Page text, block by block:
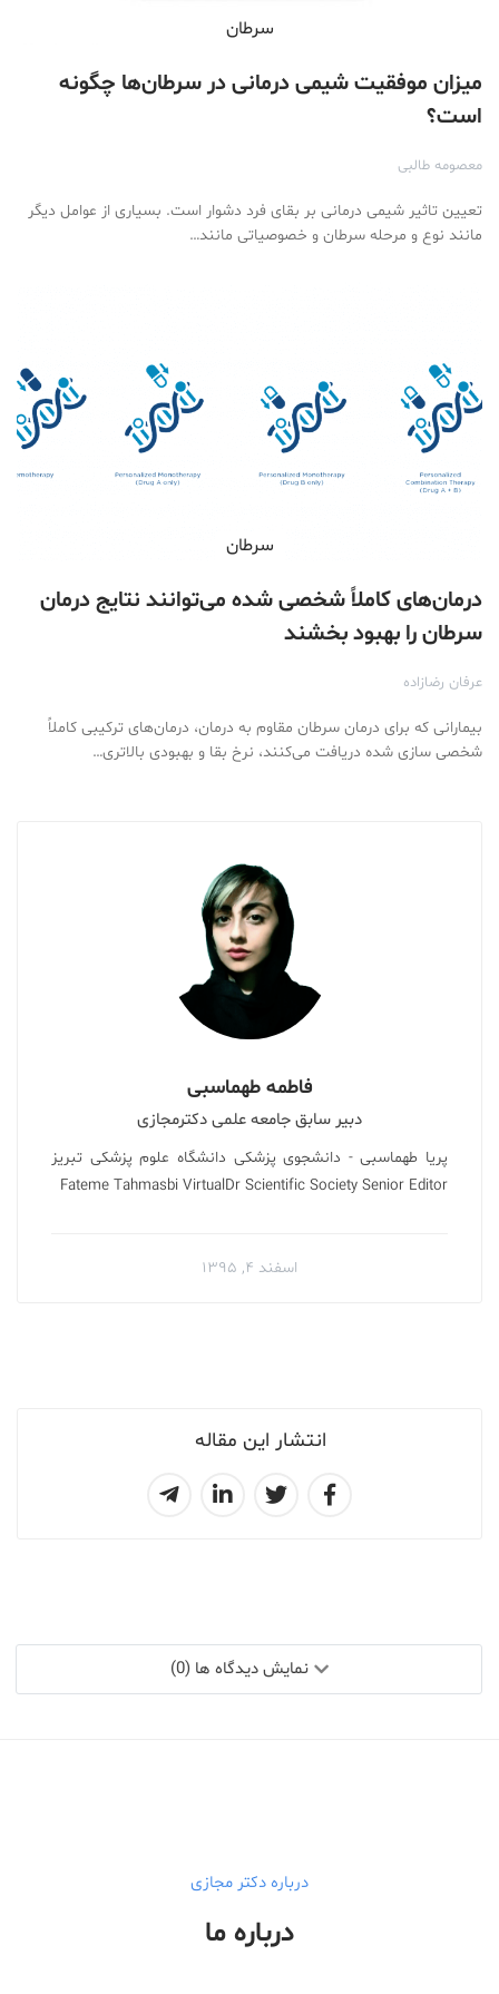
انتشار این مقاله
سرطان
میزان موفقیت شیمی درمانی در سرطان‌ها چگونه
است؟
معصومه طالبی
تعیین تاثیر شیمی درمانی بر بقای فرد دشوار است. بسیاری از عوامل دیگر
مانند نوع و مرحله سرطان و خصوصیاتی مانند…
سرطان
درمان‌های کاملاً شخصی شده می‌توانند نتایج درمان
سرطان را بهبود بخشند
عرفان رضازاده
بیمارانی که برای درمان سرطان مقاوم به درمان، درمان‌های ترکیبی کاملاً
شخصی سازی شده دریافت می‌کنند، نرخ بقا و بهبودی بالاتری…
فاطمه طهماسبی
دبیر سابق جامعه علمی دکترمجازی
پریا طهماسبی - دانشجوی پزشکی دانشگاه علوم پزشکی تبریز
Fateme Tahmasbi VirtualDr Scientific Society Senior Editor
اسفند ۴, ۱۳۹۵
نمایش دیدگاه ها (0)
درباره دکتر مجازی
درباره ما